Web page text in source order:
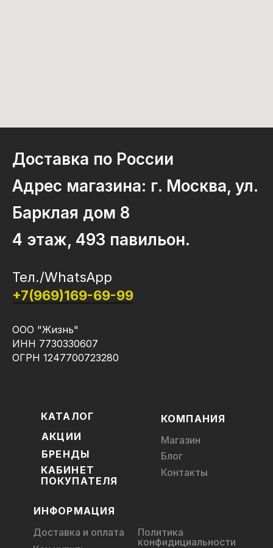
Доставка по России
Адрес магазина: г. Москва, ул.
Барклая дом 8
4 этаж, 493 павильон.
Тел./WhatsApp
+7(969)169-69-99
ООО "Жизнь"
ИНН 7730330607
ОГРН 1247700723280
КАТАЛОГ
КАБИНЕТ
ПОКУПАТЕЛЯ
БРЕНДЫ
АКЦИИ
Магазин
Блог
Контакты
КОМПАНИЯ
ИНФОРМАЦИЯ
Доставка и оплата
Политика
конфидициальности